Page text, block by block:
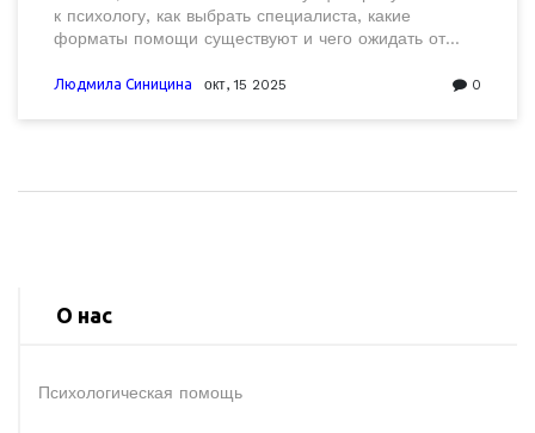
к психологу, как выбрать специалиста, какие
форматы помощи существуют и чего ожидать от
Людмила Синицина окт, 15 2025 0
О нас
Психологическая помощь